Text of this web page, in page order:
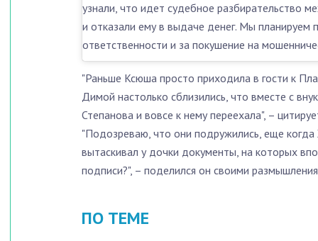
узнали, что идет судебное
и отказали ему в выдаче денег. Мы планируем
ответственности и за покушение на
"Раньше Ксюша просто приходила в гости к
Димой настолько сблизились, что вместе с
Степанова и вовсе к нему переехала", –
"Подозреваю, что они подружились, еще
вытаскивал у дочки документы, на которых
подписи?", – поделился он своими
ПО ТЕМЕ